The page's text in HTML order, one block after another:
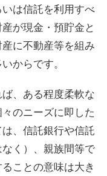
は信託を利用すべ
が現金・預貯金と
に不動産等を組み
からです。
、ある程度柔軟な
のニーズに即した
、信託銀行や信託
く）、親族間等で
ことの意味は大き